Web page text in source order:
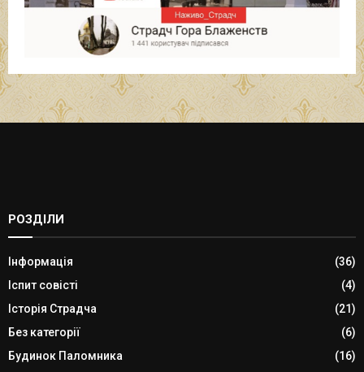
РОЗДІЛИ
Інформація
(36)
Іспит совісті
(4)
Історія Страдча
(21)
Без категорії
(6)
Будинок Паломника
(16)